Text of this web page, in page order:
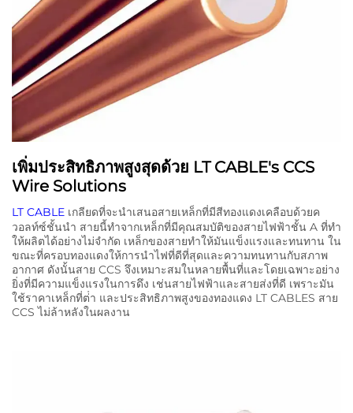
เพิ่มประสิทธิภาพสูงสุดด้วย LT CABLE's CCS
Wire Solutions
LT CABLE เกลียดที่จะนําเสนอสายเหล็กที่มีสีทองแดงเคลือบด้วยค
วอลท์ซ์ชั้นนํา สายนี้ทําจากเหล็กที่มีคุณสมบัติของสายไฟฟ้าชั้น A ที่ทํา
ให้ผลิตได้อย่างไม่จํากัด เหล็กของสายทําให้มันแข็งแรงและทนทาน ใน
ขณะที่ครอบทองแดงให้การนําไฟที่ดีที่สุดและความทนทานกับสภาพ
อากาศ ดังนั้นสาย CCS จึงเหมาะสมในหลายพื้นที่และโดยเฉพาะอย่าง
ยิ่งที่มีความแข็งแรงในการดึง เช่นสายไฟฟ้าและสายส่งที่ดี เพราะมัน
ใช้ราคาเหล็กที่ต่ํา และประสิทธิภาพสูงของทองแดง LT CABLES สาย
CCS ไม่ล้าหลังในผลงาน